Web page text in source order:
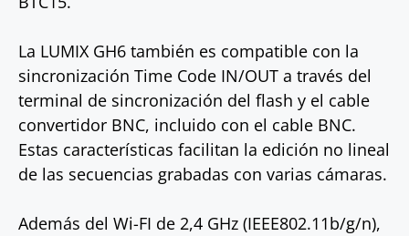
La LUMIX GH6 también es compatible con la
sincronización Time Code IN/OUT a través del
terminal de sincronización del flash y el cable
convertidor BNC, incluido con el cable BNC.
Estas características facilitan la edición no lineal
de las secuencias grabadas con varias cámaras.
Además del Wi-FI de 2,4 GHz (IEEE802.11b/g/n),